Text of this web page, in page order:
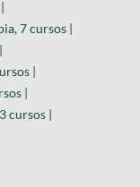
7 cursos |
|
|
cursos |